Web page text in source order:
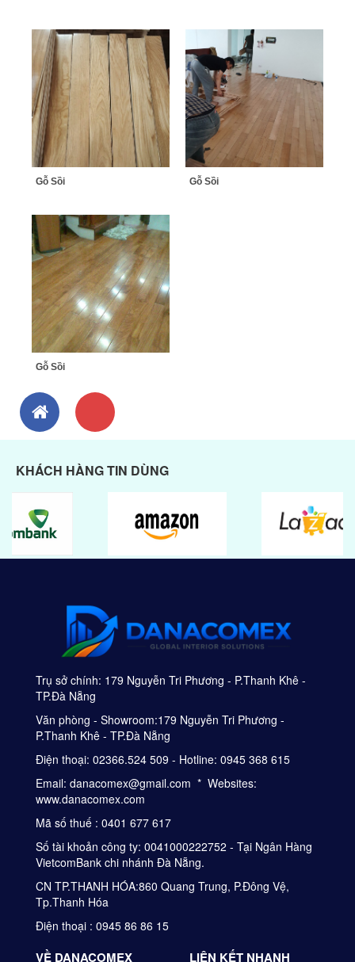
Gỗ Sồi Gỗ Sồi
Gỗ Sồi
KHÁCH HÀNG TIN DÙNG
Trụ sở chính: 179 Nguyễn Tri Phương - P.Thanh Khê -
TP.Đà Nẵng
Văn phòng - Showroom:179 Nguyễn Tri Phương -
P.Thanh Khê - TP.Đà Nẵng
Điện thoại: 02366.524 509 - Hotline: 0945 368 615
Email: danacomex@gmail.com * Websites:
www.danacomex.com
Mã số thuế : 0401 677 617
Số tài khoản công ty: 0041000222752 - Tại Ngân Hàng
VietcomBank chi nhánh Đà Nẵng.
CN TP.THANH HÓA:860 Quang Trung, P.Đông Vệ,
Tp.Thanh Hóa
Điện thoại : 0945 86 86 15
VỀ DANACOMEX LIÊN KẾT NHANH